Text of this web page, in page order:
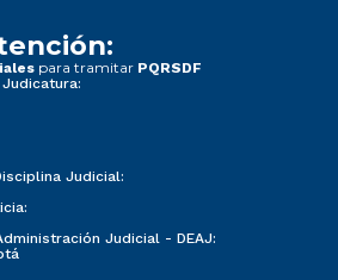
para tramitar PQRSDF
Judicial:
Judicial - DEAJ: